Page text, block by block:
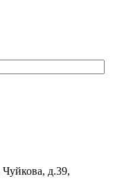
д.39,